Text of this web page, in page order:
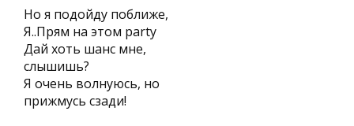
Но я подойду поближе,
Я..Прям на этом party
Дай хоть шанс мне,
слышишь?
Я очень волнуюсь, но
прижмусь сзади!